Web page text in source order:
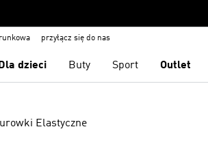
przyłącz się do nas
Dla dzieci Buty Sport Outlet
Elastyczne